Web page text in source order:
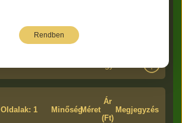
Rendben
Oldalak: 1 MinőségMéret
Ár
(Ft)
Megjegyzés